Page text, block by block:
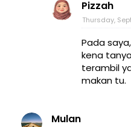
Pizzah
Thursday,
Pada
kena
terambil
makan tu.
Mulan